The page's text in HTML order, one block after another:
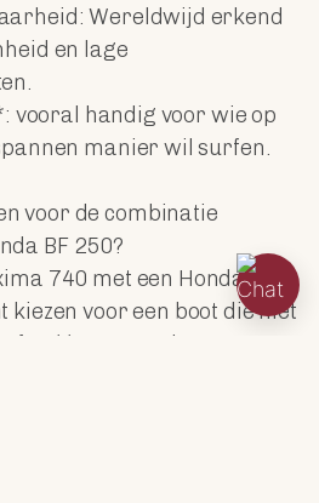
Wereldwijd erkend
en lage
vooral handig voor wie op
manier wil surfen.
voor de combinatie
BF 250?
740 met een Honda BF
kiezen voor een boot die niet
maar ook